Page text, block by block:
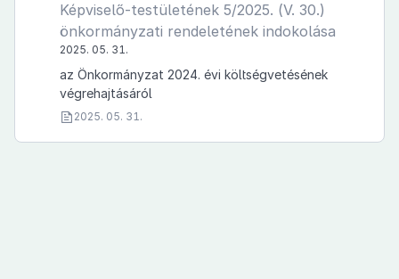
Képviselő-testületének 5/2025. (V. 30.)
önkormányzati rendeletének indokolása
2025. 05. 31.
az Önkormányzat 2024. évi költségvetésének
végrehajtásáról
2025. 05. 31.